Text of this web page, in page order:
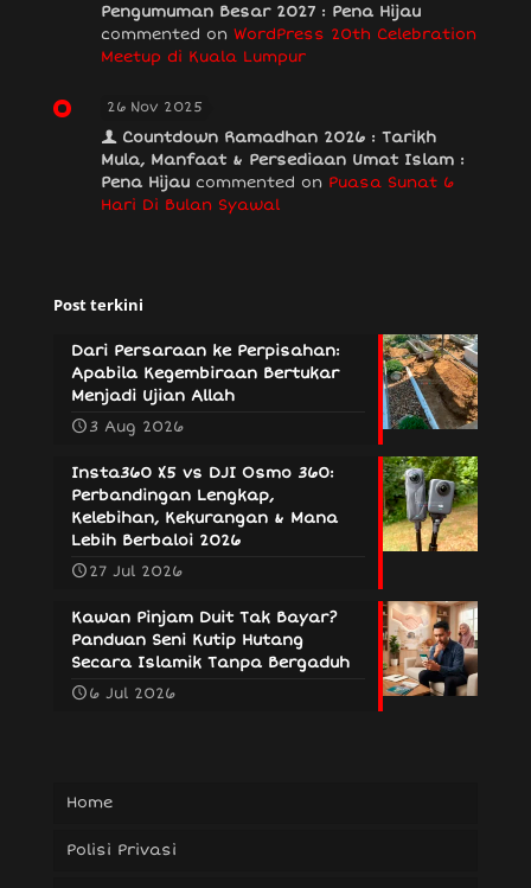
Pengumuman Besar 2027 : Pena Hijau
commented on WordPress 20th Celebration
Meetup di Kuala Lumpur
26 Nov 2025
Countdown Ramadhan 2026 : Tarikh
Mula, Manfaat & Persediaan Umat Islam :
Pena Hijau commented on Puasa Sunat 6
Hari Di Bulan Syawal
Post terkini
Dari Persaraan ke Perpisahan:
Apabila Kegembiraan Bertukar
Menjadi Ujian Allah
3 Aug 2026
Insta360 X5 vs DJI Osmo 360:
Perbandingan Lengkap,
Kelebihan, Kekurangan & Mana
Lebih Berbaloi 2026
27 Jul 2026
Kawan Pinjam Duit Tak Bayar?
Panduan Seni Kutip Hutang
Secara Islamik Tanpa Bergaduh
6 Jul 2026
Home
Polisi Privasi